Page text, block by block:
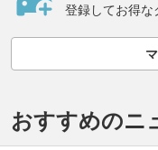
登録してお得な
おすすめのニ